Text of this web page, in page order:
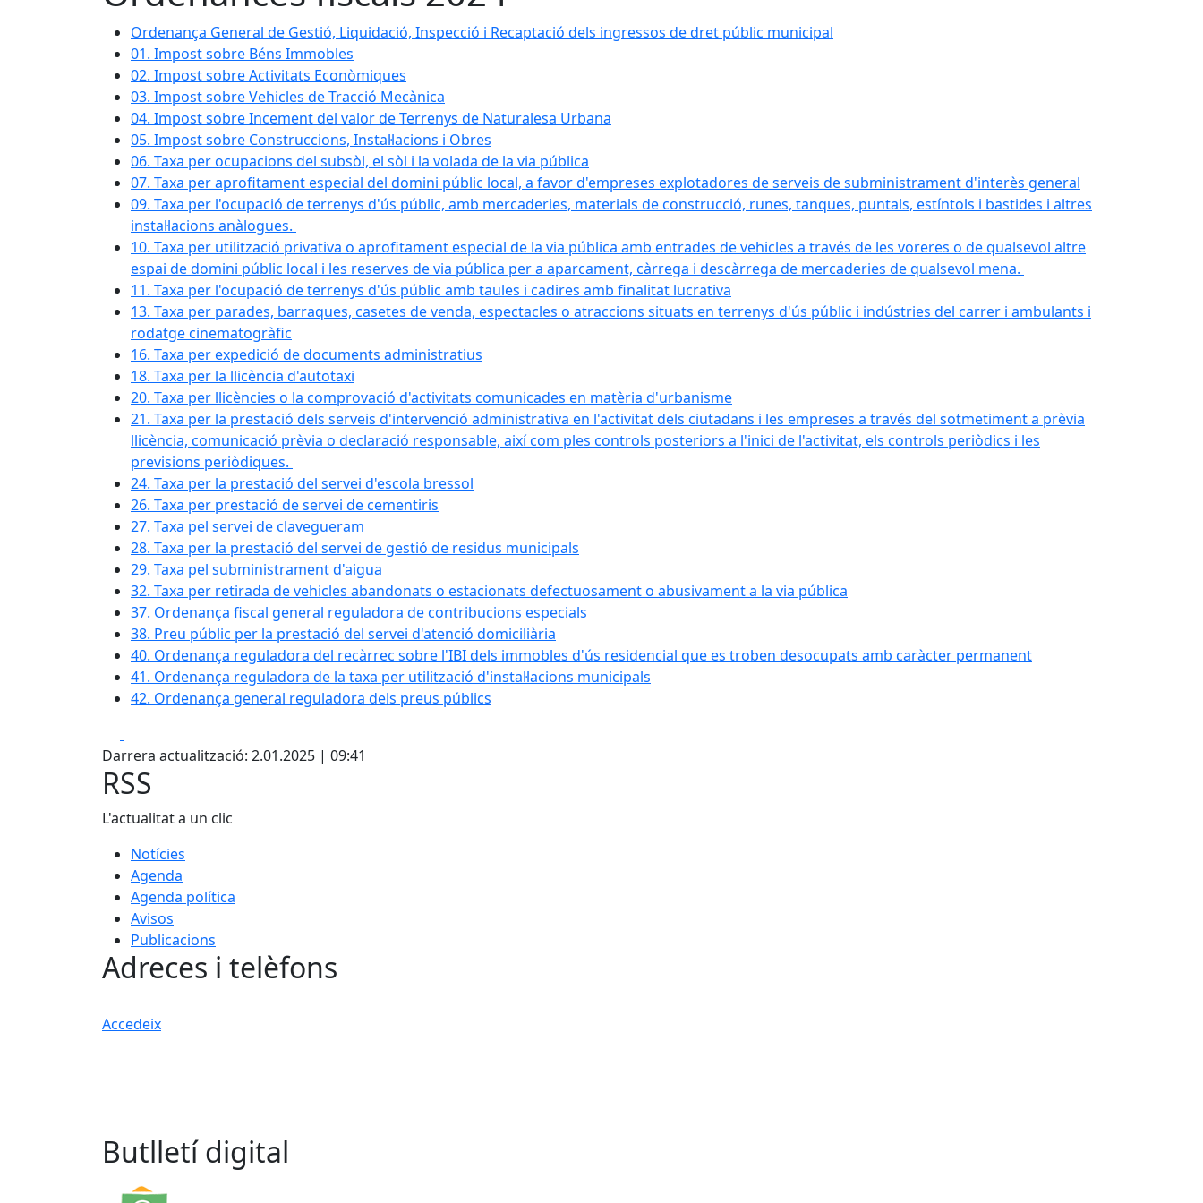
Ordenança General de Gestió, Liquidació, Inspecció i Recaptació dels ingressos de dret públic municipal
01. Impost sobre Béns Immobles
02. Impost sobre Activitats Econòmiques
03. Impost sobre Vehicles de Tracció Mecànica
04. Impost sobre Incement del valor de Terrenys de Naturalesa Urbana
05. Impost sobre Construccions, Instal·lacions i Obres
06. Taxa per ocupacions del subsòl, el sòl i la volada de la via pública
07. Taxa per aprofitament especial del domini públic local, a favor d'empreses explotadores de serveis de subministrament d'interès general
09. Taxa per l'ocupació de terrenys d'ús públic, amb mercaderies, materials de construcció, runes, tanques, puntals, estíntols i bastides i altres
instal·lacions anàlogues.
10. Taxa per utilització privativa o aprofitament especial de la via pública amb entrades de vehicles a través de les voreres o de qualsevol altre
espai de domini públic local i les reserves de via pública per a aparcament, càrrega i descàrrega de mercaderies de qualsevol mena.
11. Taxa per l'ocupació de terrenys d'ús públic amb taules i cadires amb finalitat lucrativa
13. Taxa per parades, barraques, casetes de venda, espectacles o atraccions situats en terrenys d'ús públic i indústries del carrer i ambulants i
rodatge cinematogràfic
16. Taxa per expedició de documents administratius
18. Taxa per la llicència d'autotaxi
20. Taxa per llicències o la comprovació d'activitats comunicades en matèria d'urbanisme
21. Taxa per la prestació dels serveis d'intervenció administrativa en l'activitat dels ciutadans i les empreses a través del sotmetiment a prèvia
llicència, comunicació prèvia o declaració responsable, així com ples controls posteriors a l'inici de l'activitat, els controls periòdics i les
previsions periòdiques.
24. Taxa per la prestació del servei d'escola bressol
26. Taxa per prestació de servei de cementiris
27. Taxa pel servei de clavegueram
28. Taxa per la prestació del servei de gestió de residus municipals
29. Taxa pel subministrament d'aigua
32. Taxa per retirada de vehicles abandonats o estacionats defectuosament o abusivament a la via pública
37. Ordenança fiscal general reguladora de contribucions especials
38. Preu públic per la prestació del servei d'atenció domiciliària
40. Ordenança reguladora del recàrrec sobre l'IBI dels immobles d'ús residencial que es troben desocupats amb caràcter permanent
41. Ordenança reguladora de la taxa per utilització d'instal·lacions municipals
42. Ordenança general reguladora dels preus públics
Darrera actualització: 2.01.2025 | 09:41
RSS
L'actualitat a un clic
Notícies
Agenda
Agenda política
Avisos
Publicacions
Adreces i telèfons
Accedeix
Butlletí digital